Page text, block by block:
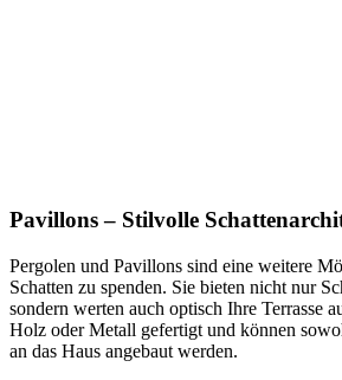
Pavillons – Stilvolle
Pergolen und Pavillons sind eine weitere
Schatten zu spenden. Sie bieten nicht nur
sondern werten auch optisch Ihre Terrasse
Holz oder Metall gefertigt und können
an das Haus angebaut werden.